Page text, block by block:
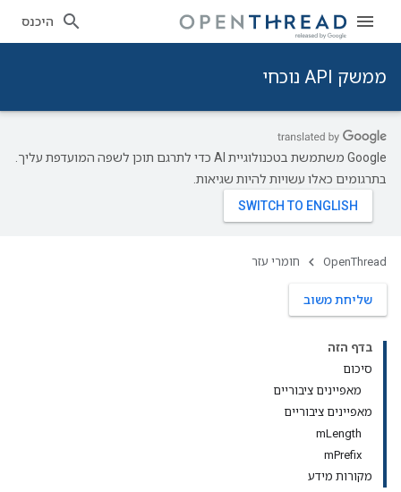
היכנס
ממשק API נוכחי
‫Google משתמשת בטכנולוגיית AI כדי לתרגם תוכן לשפה המועדפת עליך.
בתרגומים כאלו עשויות להיות שגיאות.
OpenThread חומרי עזר
שליחת משוב
בדף הזה
סיכום
מאפיינים ציבוריים
מאפיינים ציבוריים
mLength
mPrefix
מקורות מידע